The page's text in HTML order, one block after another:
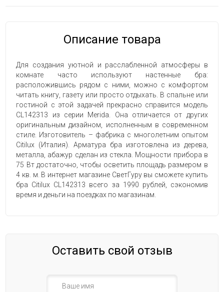
Описание товара
Для создания уютной и расслабленной атмосферы в
комнате часто используют настенные бра:
расположившись рядом с ними, можно с комфортом
читать книгу, газету или просто отдыхать. В спальне или
гостиной с этой задачей прекрасно справится модель
CL142313 из серии Merida. Она отличается от других
оригинальным дизайном, исполненным в современном
стиле. Изготовитель – фабрика с многолетним опытом
Citilux (Италия). Арматура бра изготовлена из дерева,
металла, абажур сделан из стекла. Мощности прибора в
75 Вт достаточно, чтобы осветить площадь размером в
4 кв. м. В интернет магазине СветГуру вы сможете купить
бра Citilux CL142313 всего за 1990 рублей, сэкономив
время и деньги на поездках по магазинам.
Оставить свой отзыв